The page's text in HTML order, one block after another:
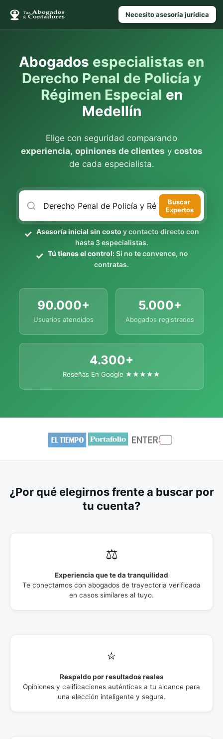
Necesito asesoría jurídica
Abogados especialistas en
Derecho Penal de Policía y
Régimen Especial en
Medellín
Elige con seguridad comparando
experiencia, opiniones de clientes y costos
de cada especialista.
Buscar
Expertos
Asesoría inicial sin costo y contacto directo con
hasta 3 especialistas.
Tú tienes el control:Si no te convence, no
contratas.
90.000+
Usuarios atendidos
5.000+
Abogados registrados
4.300+
Reseñas En Google ★★★★★
¿Por qué elegirnos frente a buscar por
tu cuenta?
⚖️
Experiencia que te da tranquilidad
Te conectamos con abogados de trayectoria verificada
en casos similares al tuyo.
⭐
Respaldo por resultados reales
Opiniones y calificaciones auténticas a tu alcance para
una elección inteligente y segura.